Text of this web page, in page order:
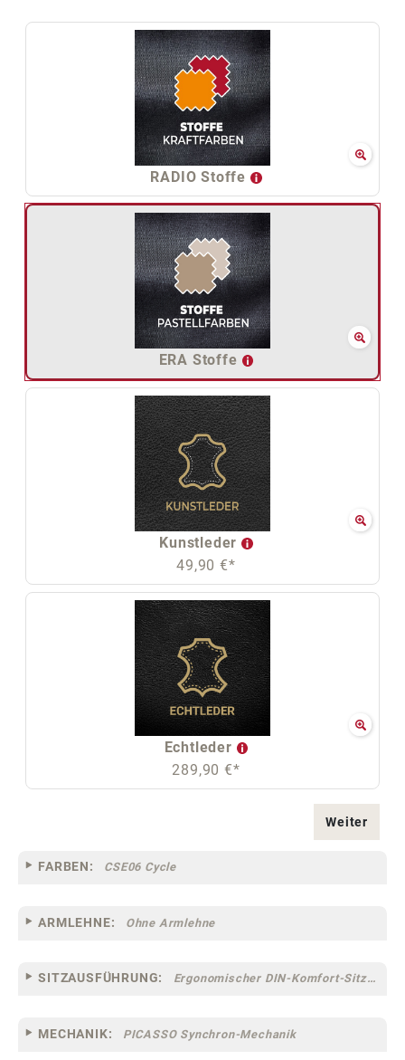
RADIO Stoffe
ERA Stoffe
Kunstleder
49,90 €*
Echtleder
289,90 €*
Weiter
FARBEN: CSE06 Cycle
ARMLEHNE: Ohne Armlehne
SITZAUSFÜHRUNG: Ergonomischer DIN-Komfort-Sitz [75]
MECHANIK: PICASSO Synchron-Mechanik